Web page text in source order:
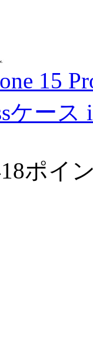
15
ケー
ポイ